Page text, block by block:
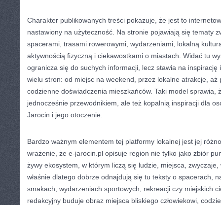
Charakter publikowanych treści pokazuje, że jest to
nastawiony na użyteczność. Na stronie pojawiają się tematy
spacerami, trasami rowerowymi, wydarzeniami, lokalną
aktywnością fizyczną i ciekawostkami o miastach. Widać tu
ogranicza się do suchych informacji, lecz stawia na inspirację
wielu stron: od miejsc na weekend, przez lokalne atrakcje, aż
codzienne doświadczenia mieszkańców. Taki model sprawia,
jednocześnie przewodnikiem, ale też kopalnią inspiracji dla
Jarocin i jego otoczenie.
Bardzo ważnym elementem tej platformy lokalnej jest jej
wrażenie, że e-jarocin.pl opisuje region nie tylko jako zbiór
żywy ekosystem, w którym liczą się ludzie, miejsca,
właśnie dlatego dobrze odnajdują się tu teksty o spacerach,
smakach, wydarzeniach sportowych, rekreacji czy miejskich
redakcyjny buduje obraz miejsca bliskiego człowiekowi,